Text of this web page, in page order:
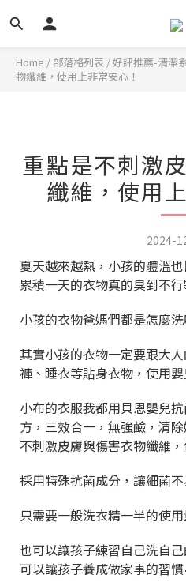
Home / 部落格列表 /好評推薦-清潔
物纖維，使用上非常安心！
重點是不刺激
纖維，使用
2024-
夏天越來越熱，小孩的體溫
累積一天的衣物真的臭到不
小孩的衣物爸媽們都是怎麼洗
其實小孩的衣物一定要跟大
褲、睡衣等貼身衣物，使用
小布的衣服我都用貝恩嬰兒
方，三效合一，無強鹼，清
不刺激皮膚與傷害衣物纖維，
採用特殊抗菌成分，讓細菌不
只需要一般洗衣精一半的使
也可以讓孩子練習自己洗自
可以讓孩子養成做家事的習慣